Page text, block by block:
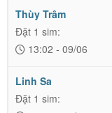
Thùy Trâm
Đặt 1 sim:
13:02 - 09/06
Linh Sa
Đặt 1 sim: